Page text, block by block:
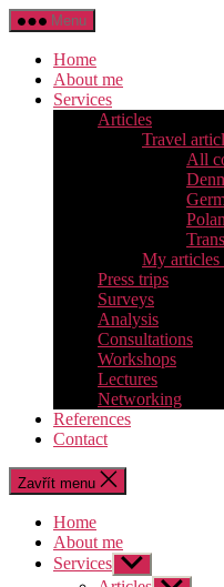
Přejít
k
obsahu
Menu
Home
About me
Services
Articles
Travel
All
My articles
Press trips
Surveys
Analysis
Consultations
Workshops
Lectures
Networking
References
Contact
Zavřít menu
Home
About me
Services Zobrazit
podmenu